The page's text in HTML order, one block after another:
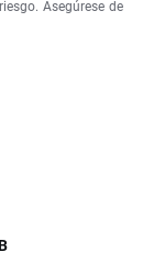
Asegúrese de